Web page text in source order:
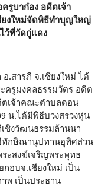
รูบาก๋อง อดีตเจ้า
ยงใหม่จัดพิธีทำบุญใหญ่
ว้ที่วัดกู่แดง
.สารภี จ.เชียงใหม่ ได้
ครูมงคลธรรมวัตร อดีต
ตเจ้าคณะตำบลดอน
น.ได้มีพิธีบวงสรวงหุ่น
ชิงวัฒนธรรมล้านนา
ทักษิณานุปทานอุทิศส่วน
ะสงฆ์เจริญพระพุทธ
อบจ.เชียงใหม่ เป็น
พ เป็นประธาน